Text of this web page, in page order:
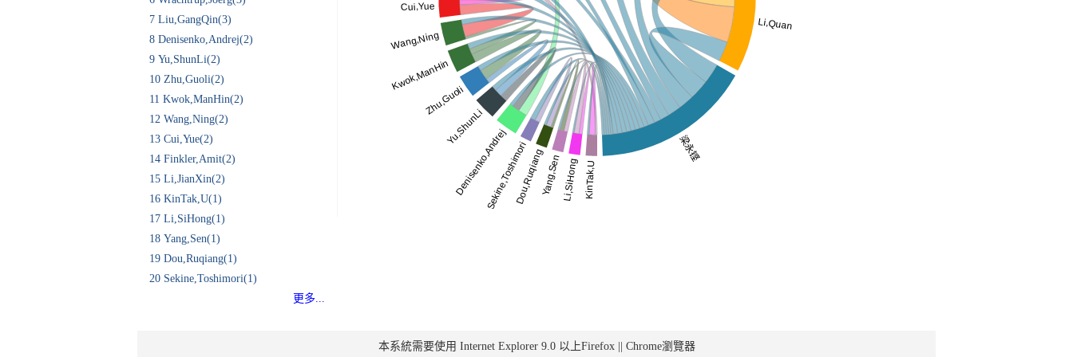
7 Liu,GangQin(3)
8 Denisenko,Andrej(2)
9 Yu,ShunLi(2)
10 Zhu,Guoli(2)
11 Kwok,ManHin(2)
12 Wang,Ning(2)
13 Cui,Yue(2)
14 Finkler,Amit(2)
15 Li,JianXin(2)
16 KinTak,U(1)
17 Li,SiHong(1)
18 Yang,Sen(1)
19 Dou,Ruqiang(1)
20 Sekine,Toshimori(1)
更多...
本系統需要使用 Internet Explorer 9.0 以上Firefox || Chrome瀏覽器